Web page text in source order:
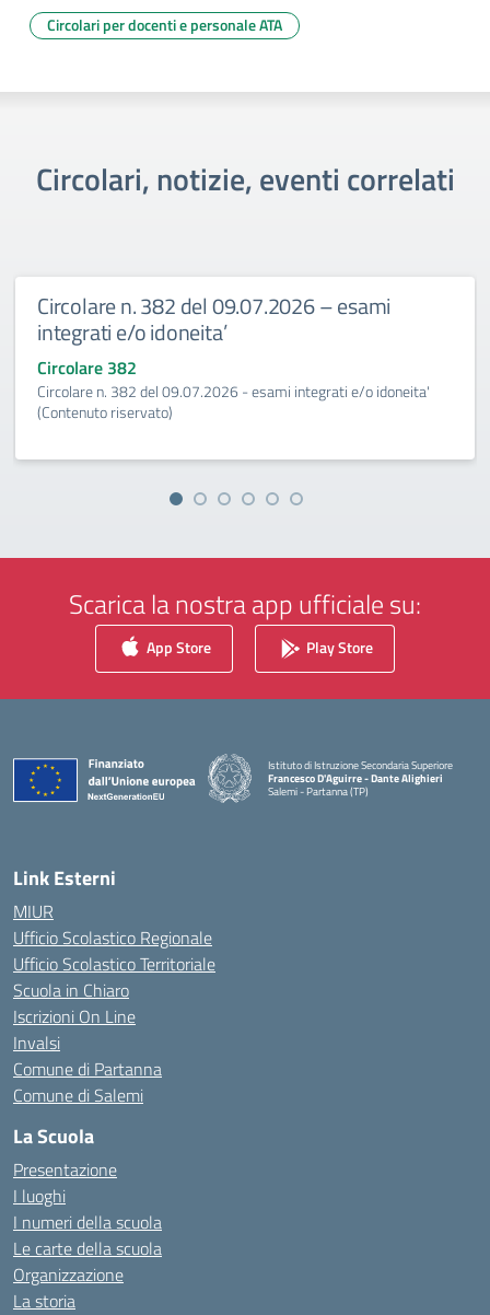
Circolari per docenti e personale ATA
Circolari, notizie, eventi correlati
Circolare n. 382 del 09.07.2026 – esami
integrati e/o idoneita’
Circolare 382
Circolare n. 382 del 09.07.2026 - esami integrati e/o idoneita'
(Contenuto riservato)
Scarica la nostra app ufficiale su:
App Store Play Store
Istituto di Istruzione Secondaria Superiore
Francesco D'Aguirre - Dante Alighieri
Salemi - Partanna (TP)
Link Esterni
MIUR
Ufficio Scolastico Regionale
Ufficio Scolastico Territoriale
Scuola in Chiaro
Iscrizioni On Line
Invalsi
Comune di Partanna
Comune di Salemi
La Scuola
Presentazione
I luoghi
I numeri della scuola
Le carte della scuola
Organizzazione
La storia